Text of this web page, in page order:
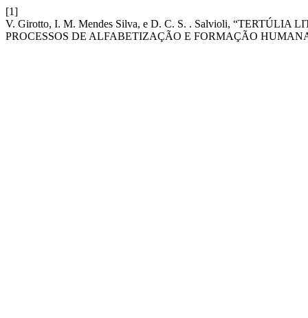
[1]
V. Girotto, I. M. Mendes Silva, e D. C. S. . Salvioli,
PROCESSOS DE ALFABETIZAÇÃO E FORMAÇÃO